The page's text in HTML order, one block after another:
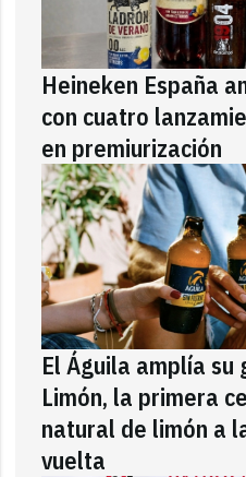
Heineken España
con cuatro
en premiurización
El Águila amplía su
Limón, la primera
natural de limón a
vuelta